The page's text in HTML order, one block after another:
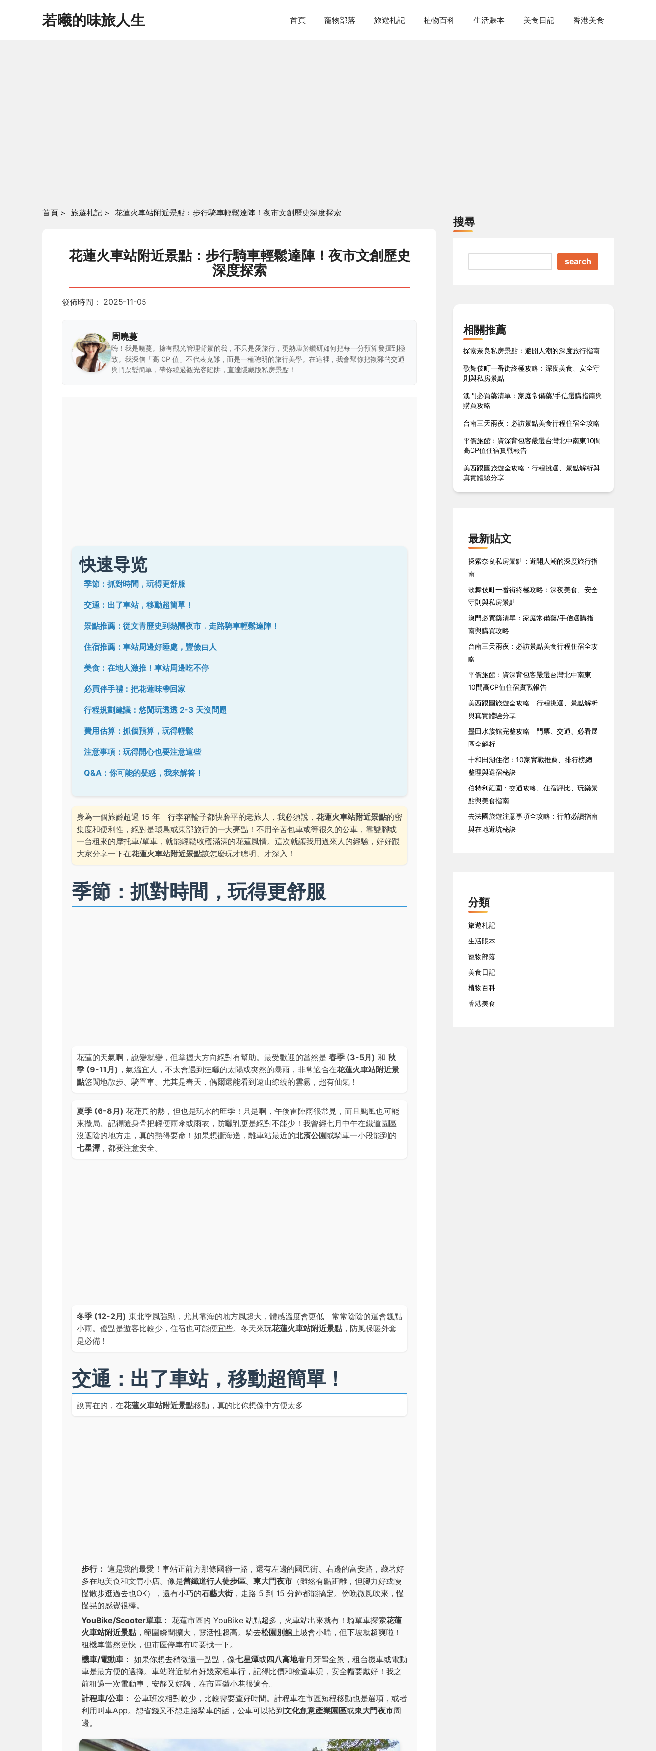
若曦的味旅人生 首頁 寵物部落 旅遊札記 植物百科 生活賬本 美食日記 香港美食
首頁 > 旅遊札記 > 花蓮火車站附近景點：步行騎車輕鬆達陣！夜市文創歷史深度探索
花蓮火車站附近景點：步行騎車輕鬆達陣！夜市文創歷史
深度探索
發佈時間： 2025-11-05
周曉蔓
嗨！我是曉蔓。擁有觀光管理背景的我，不只是愛旅行，更熱衷於鑽研如何把每一分預算發揮到極
致。我深信「高 CP 值」不代表克難，而是一種聰明的旅行美學。在這裡，我會幫你把複雜的交通
與門票變簡單，帶你繞過觀光客陷阱，直達隱藏版私房景點！
快速导览
季節：抓對時間，玩得更舒服
交通：出了車站，移動超簡單！
景點推薦：從文青歷史到熱鬧夜市，走路騎車輕鬆達陣！
住宿推薦：車站周邊好睡處，豐儉由人
美食：在地人激推！車站周邊吃不停
必買伴手禮：把花蓮味帶回家
行程規劃建議：悠閒玩透透 2-3 天沒問題
費用估算：抓個預算，玩得輕鬆
注意事項：玩得開心也要注意這些
Q&A：你可能的疑惑，我來解答！
身為一個旅齡超過 15 年，行李箱輪子都快磨平的老旅人，我必須說， 花蓮火車站附近景點的密
集度和便利性，絕對是環島或東部旅行的一大亮點！不用辛苦包車或等很久的公車，靠雙腳或
一台租來的摩托車/單車，就能輕鬆收穫滿滿的花蓮風情。這次就讓我用過來人的經驗，好好跟
大家分享一下在花蓮火車站附近景點該怎麼玩才聰明、才深入！
季節：抓對時間，玩得更舒服
花蓮的天氣啊，說變就變，但掌握大方向絕對有幫助。最受歡迎的當然是 春季 (3-5月) 和 秋
季 (9-11月) ，氣溫宜人，不太會遇到狂曬的太陽或突然的暴雨，非常適合在花蓮火車站附近景
點悠閒地散步、騎單車。尤其是春天，偶爾還能看到遠山繚繞的雲霧，超有仙氣！
夏季 (6-8月) 花蓮真的熱，但也是玩水的旺季！只是啊，午後雷陣雨很常見，而且颱風也可能
來攪局。記得隨身帶把輕便雨傘或雨衣，防曬乳更是絕對不能少！我曾經七月中午在鐵道園區
沒遮陰的地方走，真的熱得要命！如果想衝海邊，離車站最近的北濱公園或騎車一小段能到的
七星潭，都要注意安全。
冬季 (12-2月) 東北季風強勁，尤其靠海的地方風超大，體感溫度會更低，常常陰陰的還會飄點
小雨。優點是遊客比較少，住宿也可能便宜些。冬天來玩花蓮火車站附近景點 ，防風保暖外套
是必備！
交通：出了車站，移動超簡單！
說實在的，在花蓮火車站附近景點移動，真的比你想像中方便太多！
步行： 這是我的最愛！車站正前方那條國聯一路，還有左邊的國民街、右邊的富安路，藏著好
多在地美食和文青小店。像是舊鐵道行人徒步區、 東大門夜市 （雖然有點距離，但腳力好或慢
慢散步逛過去也OK），還有小巧的石藝大街，走路 5 到 15 分鐘都能搞定。傍晚微風吹來，慢
慢晃的感覺很棒。
YouBike/Scooter單車： 花蓮市區的 YouBike 站點超多，火車站出來就有！騎單車探索花蓮
火車站附近景點 ，範圍瞬間擴大，靈活性超高。騎去松園別館上坡會小喘，但下坡就超爽啦！
租機車當然更快，但市區停車有時要找一下。
機車/電動車： 如果你想去稍微遠一點點，像七星潭或四八高地看月牙彎全景，租台機車或電動
車是最方便的選擇。車站附近就有好幾家租車行，記得比價和檢查車況，安全帽要戴好！我之
前租過一次電動車，安靜又好騎，在市區鑽小巷很適合。
計程車/公車： 公車班次相對較少，比較需要查好時間。計程車在市區短程移動也是選項，或者
利用叫車App。想省錢又不想走路騎車的話，公車可以搭到文化創意產業園區或東大門夜市周
邊。
搜尋
search
相關推薦
探索奈良私房景點：避開人潮的深度旅行指南
歌舞伎町一番街終極攻略：深夜美食、安全守
則與私房景點
澳門必買藥清單：家庭常備藥/手信選購指南與
購買攻略
台南三天兩夜：必訪景點美食行程住宿全攻略
平價旅館：資深背包客嚴選台灣北中南東10間
高CP值住宿實戰報告
美西跟團旅遊全攻略：行程挑選、景點解析與
真實體驗分享
最新貼文
探索奈良私房景點：避開人潮的深度旅行指
南
歌舞伎町一番街終極攻略：深夜美食、安全
守則與私房景點
澳門必買藥清單：家庭常備藥/手信選購指
南與購買攻略
台南三天兩夜：必訪景點美食行程住宿全攻
略
平價旅館：資深背包客嚴選台灣北中南東
10間高CP值住宿實戰報告
美西跟團旅遊全攻略：行程挑選、景點解析
與真實體驗分享
墨田水族館完整攻略：門票、交通、必看展
區全解析
十和田湖住宿：10家實戰推薦、排行榜總
整理與選宿秘訣
伯特利莊園：交通攻略、住宿評比、玩樂景
點與美食指南
去法國旅遊注意事項全攻略：行前必讀指南
與在地避坑秘訣
分類
旅遊札記
生活賬本
寵物部落
美食日記
植物百科
香港美食